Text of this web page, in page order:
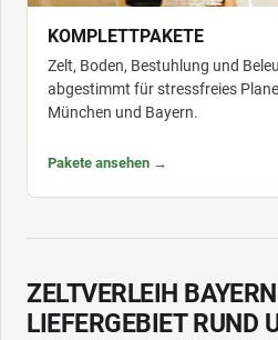
KOMPLETTPAKETE
Zelt, Boden, Bestuhlung und
abgestimmt für stressfreies
München und Bayern.
Pakete ansehen →
ZELTVERLEIH
LIEFERGEBIET RUND